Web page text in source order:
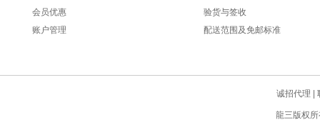
会员优惠
账户管理
验货与签收
配送范围及免邮标准
诚招代理
龍三版权